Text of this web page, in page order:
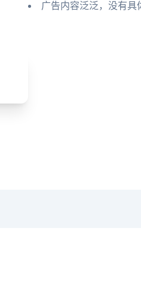
广告内容泛泛，没有具